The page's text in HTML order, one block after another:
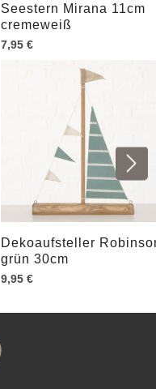
Seestern Mirana 11cm
cremeweiß
7,95 €
Dekoaufsteller
grün 30cm
9,95 €